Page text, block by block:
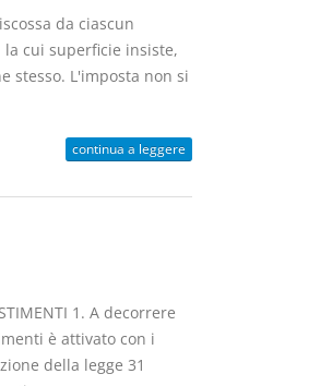
da ciascun
cui superficie insiste,
stesso. L'imposta non si
continua a leggere
1. A decorrere
è attivato con i
della legge 31